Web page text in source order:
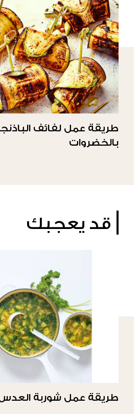
طريقة عمل لفائف
بالخضروات
قد يعجبك
طريقة عمل شوربة